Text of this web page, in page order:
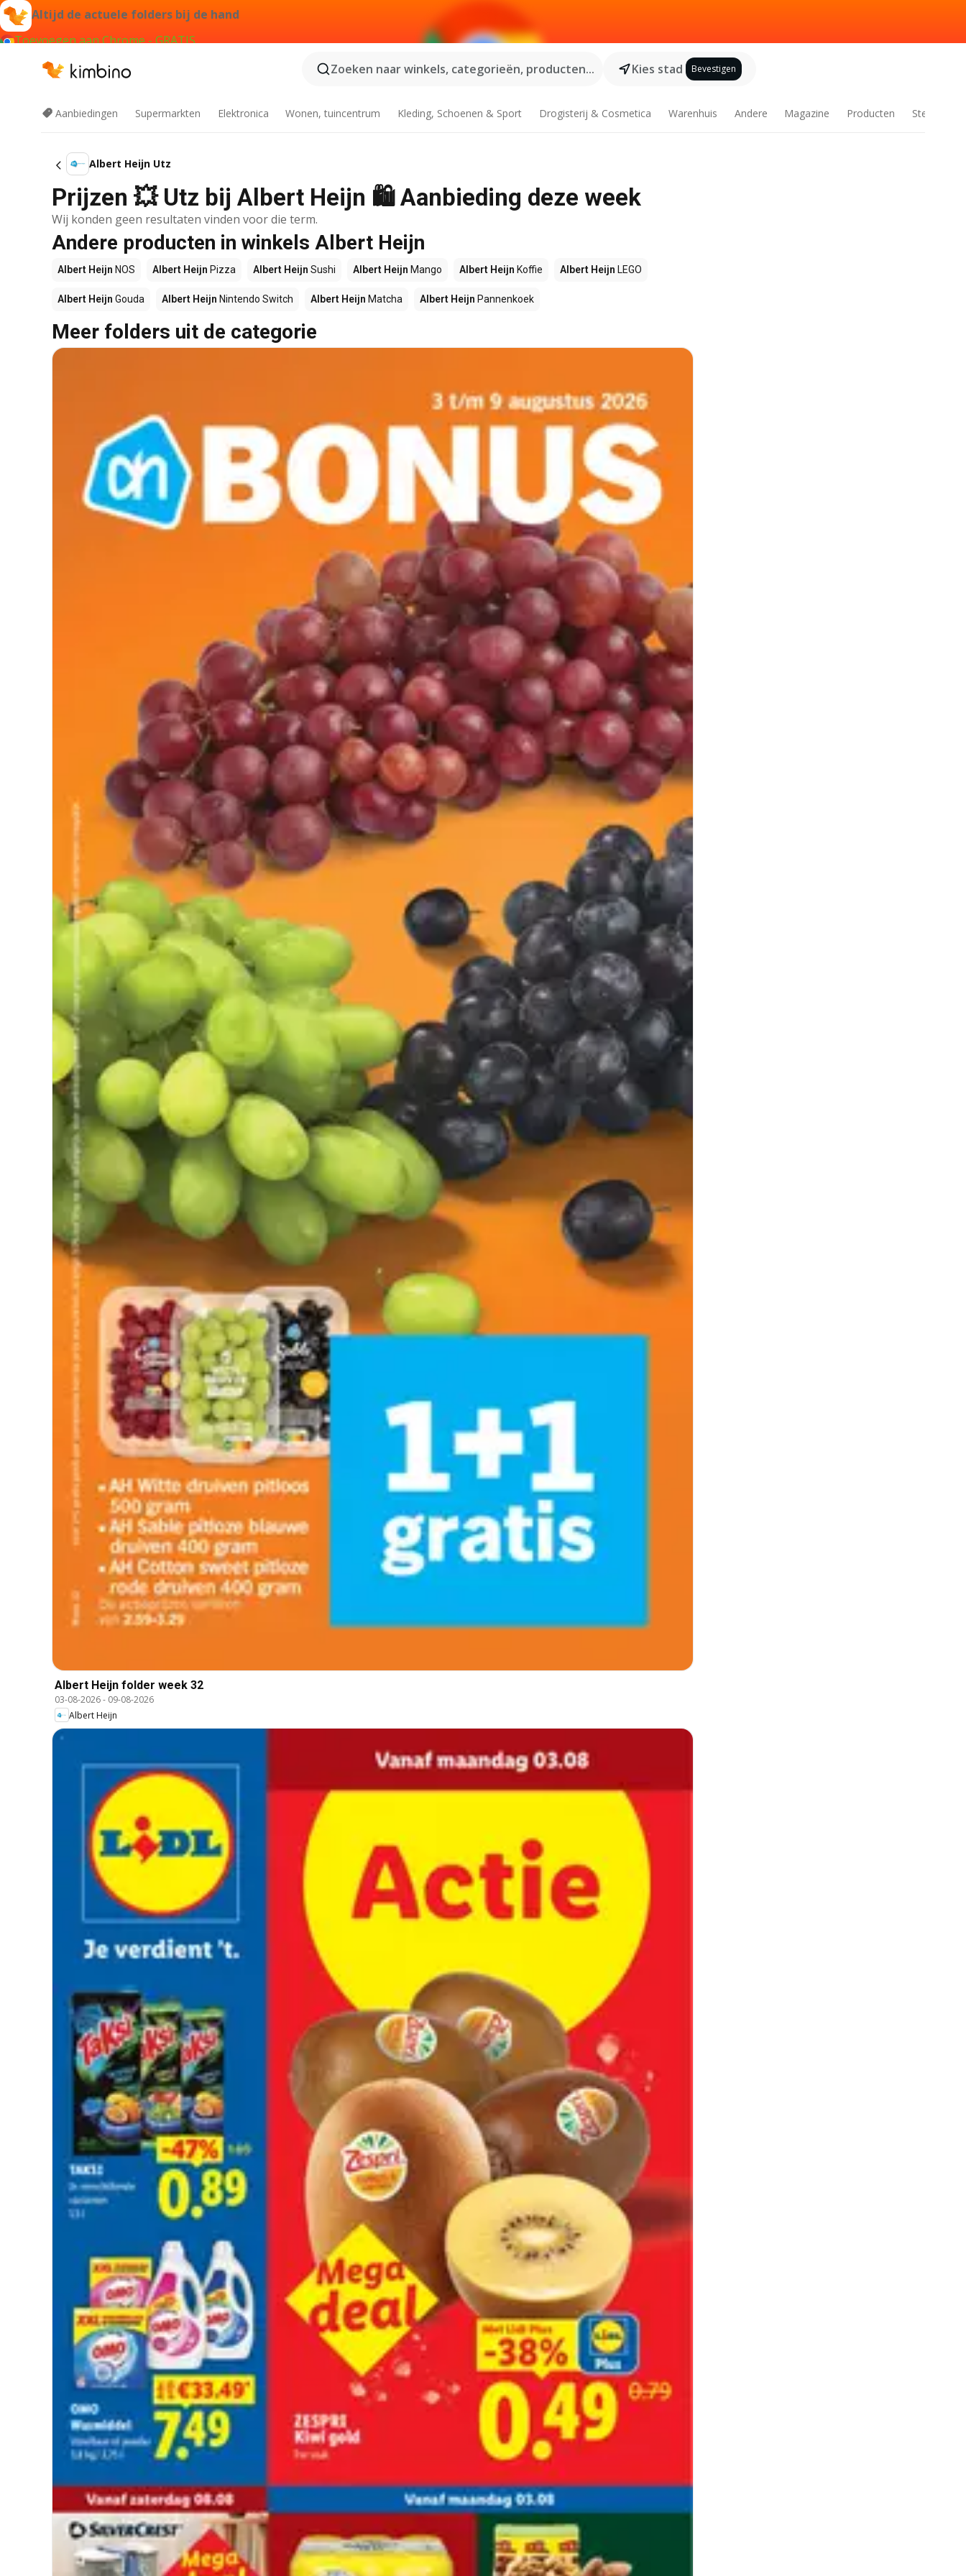
Altijd de actuele folders bij de hand
Toevoegen aan Chrome - GRATIS
Zoeken naar winkels, categorieën, producten...
Kies stad Bevestigen
Aanbiedingen Supermarkten Elektronica Wonen, tuincentrum Kleding, Schoenen & Sport Drogisterij & Cosmetica Warenhuis Andere Magazine Producten Steden
Albert Heijn Utz
Prijzen 💥 Utz bij Albert Heijn 🛍️ Aanbieding deze week
Wij konden geen resultaten vinden voor die term.
Andere producten in winkels Albert Heijn
Albert Heijn NOS Albert Heijn Pizza Albert Heijn Sushi Albert Heijn Mango Albert Heijn Koffie Albert Heijn LEGO
Albert Heijn Gouda Albert Heijn Nintendo Switch Albert Heijn Matcha Albert Heijn Pannenkoek
Meer folders uit de categorie
Albert Heijn folder week 32
03-08-2026- 09-08-2026
Albert Heijn